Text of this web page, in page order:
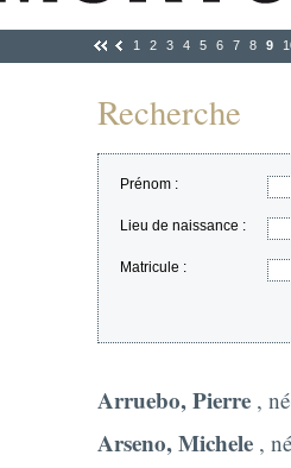
1 2 3 4 5 6 7 8 9
Recherche
Prénom :
Lieu de naissance :
Matricule :
Arruebo, Pierre ,
Arseno, Michele ,